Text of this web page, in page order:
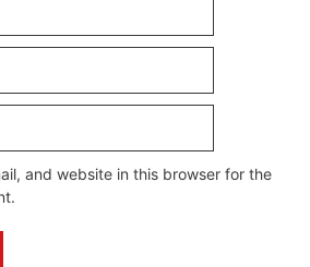
and website in this browser for the